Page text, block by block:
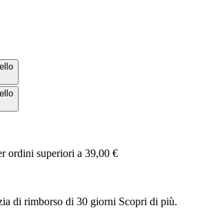
ordini superiori a 39,00 €
di rimborso di 30 giorni Scopri di più.